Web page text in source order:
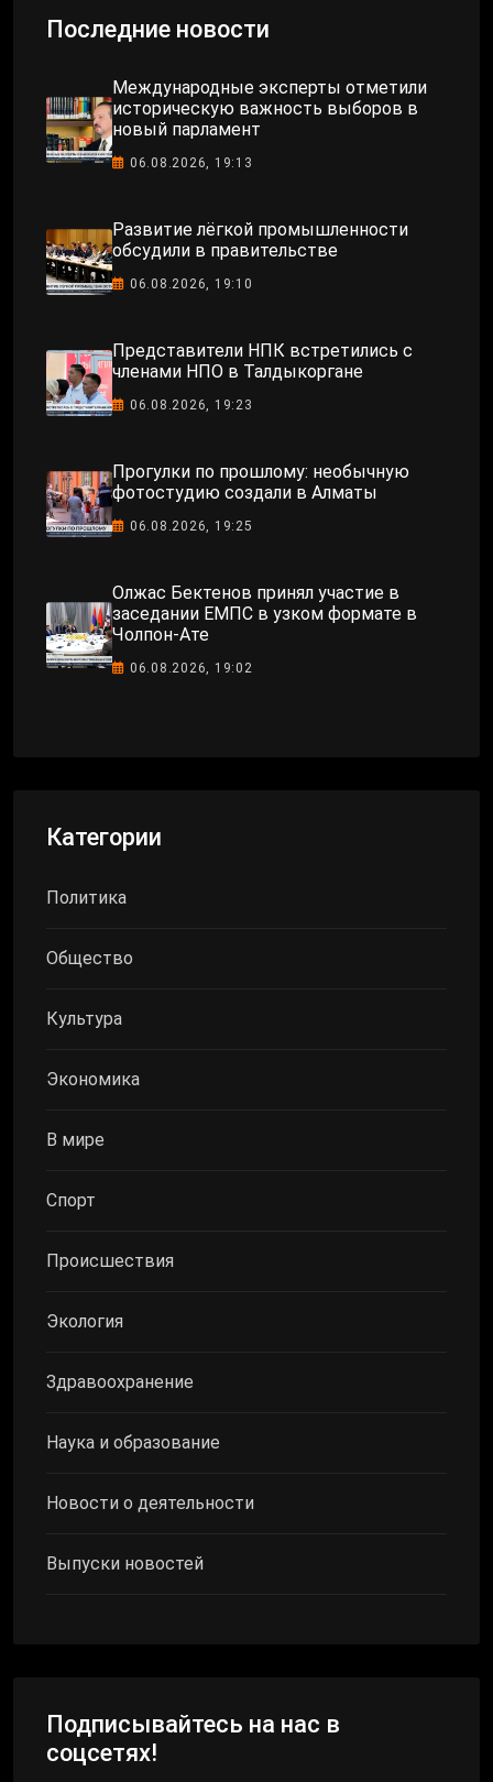
Последние новости
Международные эксперты отметили
историческую важность выборов в
новый парламент
06.08.2026, 19:13
Развитие лёгкой промышленности
обсудили в правительстве
06.08.2026, 19:10
Представители НПК встретились с
членами НПО в Талдыкоргане
06.08.2026, 19:23
Прогулки по прошлому: необычную
фотостудию создали в Алматы
06.08.2026, 19:25
Олжас Бектенов принял участие в
заседании ЕМПС в узком формате в
Чолпон-Ате
06.08.2026, 19:02
Категории
Политика
Общество
Культура
Экономика
В мире
Спорт
Происшествия
Экология
Здравоохранение
Наука и образование
Новости о деятельности
Выпуски новостей
Подписывайтесь на нас в
соцсетях!